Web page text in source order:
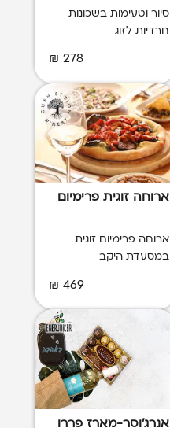
סיור וטעימות בשכונות
חרדיות לזוג
278 ₪
ארוחה זוגית פרימיום
ארוחה פרימיום זוגית
במסעדת היקב
469 ₪
אנרג'וסר-מארז פררו